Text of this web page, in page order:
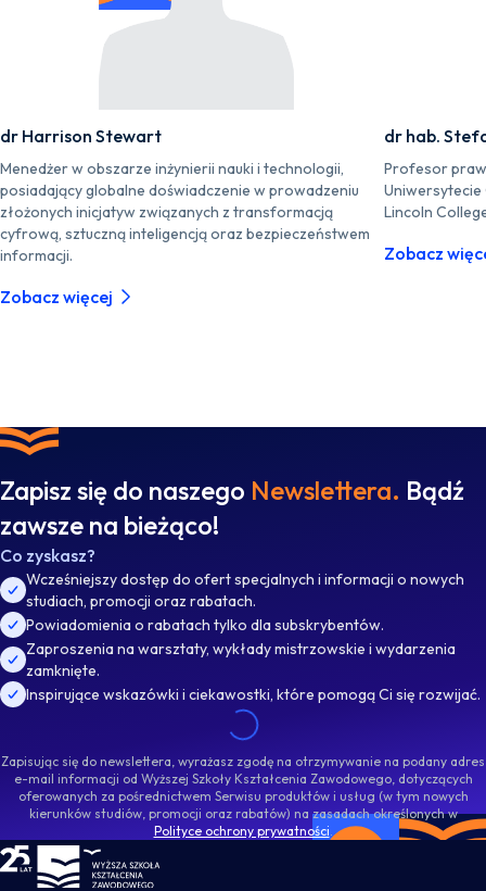
dr Harrison Stewart
Menedżer w obszarze inżynierii nauki i technologii,
posiadający globalne doświadczenie w prowadzeniu
złożonych inicjatyw związanych z transformacją
cyfrową, sztuczną inteligencją oraz bezpieczeństwem
informacji.
Zobacz więcej
dr hab.
Profesor
Lincoln
Zobacz
Zapisz się do naszego Newslettera. Bądź
zawsze na bieżąco!
Co zyskasz?
Wcześniejszy dostęp do ofert specjalnych i informacji o nowych
studiach, promocji oraz rabatach.
Powiadomienia o rabatach tylko dla subskrybentów.
Zaproszenia na warsztaty, wykłady mistrzowskie i wydarzenia
zamknięte.
Inspirujące wskazówki i ciekawostki, które pomogą Ci się rozwijać.
Zapisując się do newslettera, wyrażasz zgodę na otrzymywanie na podany adres
e-mail informacji od Wyższej Szkoły Kształcenia Zawodowego, dotyczących
oferowanych za pośrednictwem Serwisu produktów i usług (w tym nowych
kierunków studiów, promocji oraz rabatów) na zasadach określonych w
Polityce ochrony prywatności.
WSKZ - strona główna